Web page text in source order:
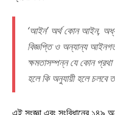
‘আইন’ অর্থ কোন আইন,
বিজ্ঞপ্তি ও অন্যান্য
ক্ষমতাসম্পন্ন যে কোন প্রথা
হলে কি অনুযায়ী হলে চলবে
এই সংজ্ঞা এবং সংবিধানের ১৪৯